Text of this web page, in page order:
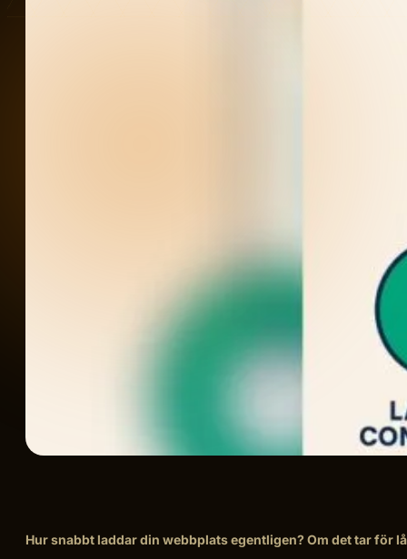
Hur snabbt laddar din webbplats egentligen? Om det tar för